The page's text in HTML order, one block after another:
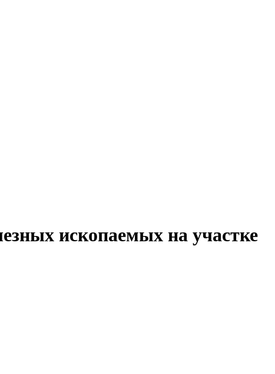
ископаемых на участке